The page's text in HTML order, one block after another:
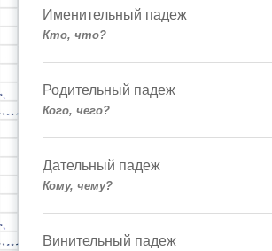
Именительный падеж
Кто, что?
Родительный падеж
Кого, чего?
Дательный падеж
Кому, чему?
Винительный падеж